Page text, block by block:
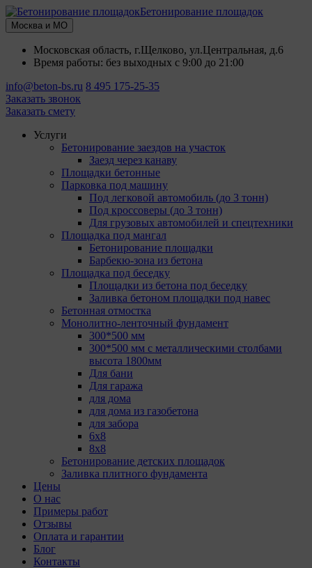
Бетонирование площадок
Москва и МО
Московская область, г.Щелково, ул.Центральная, д.6
Время работы: без выходных с 9:00 до 21:00
info@beton-bs.ru 8 495 175-25-35
Заказать звонок
Заказать смету
Услуги
Бетонирование заездов на участок
Заезд через канаву
Площадки бетонные
Парковка под машину
Под легковой автомобиль (до 3 тонн)
Под кроссоверы (до 3 тонн)
Для грузовых автомобилей и спецтехники
Площадка под мангал
Бетонирование площадки
Барбекю-зона из бетона
Площадка под беседку
Площадки из бетона под беседку
Заливка бетоном площадки под навес
Бетонная отмостка
Монолитно-ленточный фундамент
300*500 мм
300*500 мм с металлическими столбами
высота 1800мм
Для бани
Для гаража
для дома
для дома из газобетона
для забора
6х8
8х8
Бетонирование детских площадок
Заливка плитного фундамента
Цены
О нас
Примеры работ
Отзывы
Оплата и гарантии
Блог
Контакты